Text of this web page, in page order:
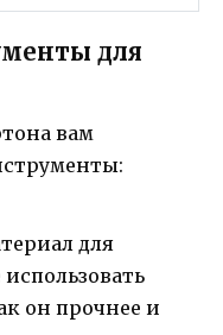
для
вам
для
он прочнее и